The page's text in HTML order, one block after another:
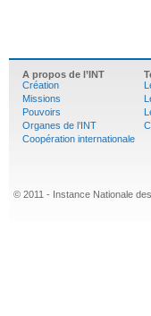
A propos de l’INT
Création
Missions
Pouvoirs
Organes de l’INT
Coopération internationale
© 2011 - Instance Nationale